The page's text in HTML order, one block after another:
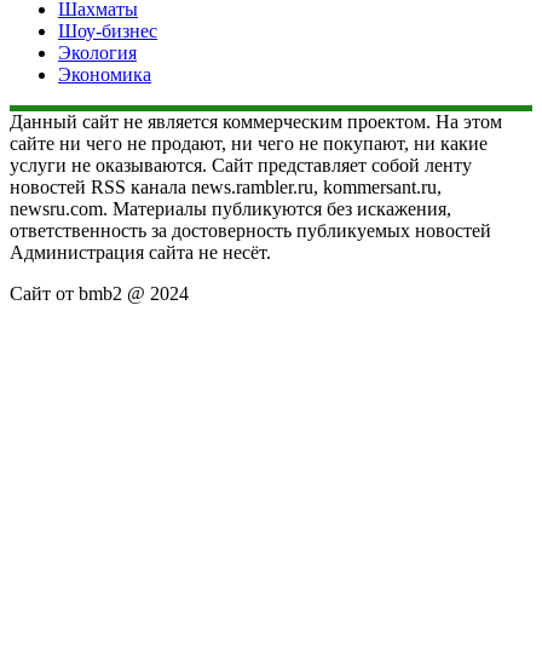
Шахматы
Шоу-бизнес
Экология
Экономика
Данный сайт не является коммерческим проектом. На этом
сайте ни чего не продают, ни чего не покупают, ни какие
услуги не оказываются. Сайт представляет собой ленту
новостей RSS канала news.rambler.ru, kommersant.ru,
newsru.com. Материалы публикуются без искажения,
ответственность за достоверность публикуемых новостей
Администрация сайта не несёт.
Сайт от bmb2 @ 2024